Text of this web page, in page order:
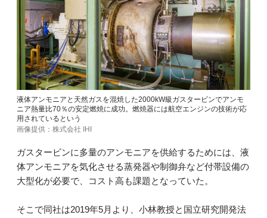
液体アンモニアと天然ガスを混焼した2000kW級ガスタービンでアンモ
ニア熱量比70％の安定燃焼に成功。燃焼器には航空エンジンの技術が応
用されているという
画像提供：株式会社 IHI
ガスタービンに多量のアンモニアを供給するためには、液
体アンモニアを気化させる蒸発器や制御弁など付帯設備の
大型化が必要で、コスト高も課題となっていた。
そこで同社は2019年5月より、小林教授と国立研究開発法